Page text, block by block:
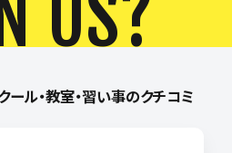
US?
ール・教室・習い事のクチコミ